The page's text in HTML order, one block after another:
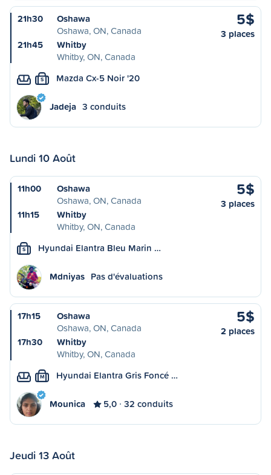
21h30
Oshawa
Oshawa, ON, Canada
21h45
Whitby
Whitby, ON, Canada
5$
3 places
S Mazda Cx-5 Noir '20
Jadeja 3 conduits
Lundi 10 Août
11h00
Oshawa
Oshawa, ON, Canada
11h15
Whitby
Whitby, ON, Canada
5$
3 places
S Hyundai Elantra Bleu Marin …
Mdniyas Pas d'évaluations
17h15
Oshawa
Oshawa, ON, Canada
17h30
Whitby
Whitby, ON, Canada
5$
2 places
M Hyundai Elantra Gris Foncé …
Mounica 5,0 32 conduits
Jeudi 13 Août